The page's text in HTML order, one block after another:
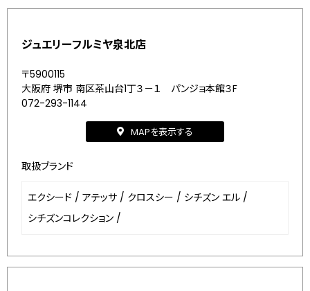
ジュエリーフルミヤ泉北店
〒5900115
大阪府 堺市 南区茶山台1丁３－１ パンジョ本館３F
072-293-1144
MAPを表示する
取扱ブランド
エクシード / アテッサ / クロスシー / シチズン エル /
シチズンコレクション /